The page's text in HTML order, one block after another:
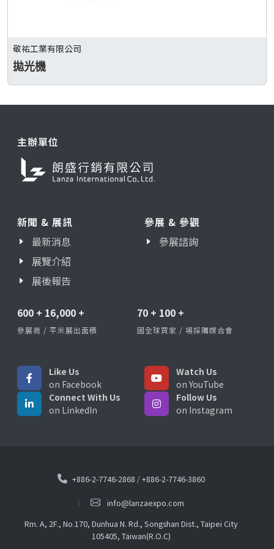
敬祐工業有限公司
拋光機
主辦單位
新聞 & 展訊
最新消息
展覽介紹
展後報告
參展 & 參觀
參展諮詢
600 + 16,000 +
參展商 / 平米展出面積
70 + 100 +
國全球買家 / 場採購媒合會
Like Us
on Facebook
Watch Us
on YouTube
Connect With Us
on LinkedIn
Follow Us
on Instagram
+886-2-7746-2868 /+886-2-7746-3860
info@lanzaexpo.com
Rm. A, 2F., No.170, Dunhua N. Rd., Songshan Dist., Taipei City
105405, Taiwan(R.O.C)